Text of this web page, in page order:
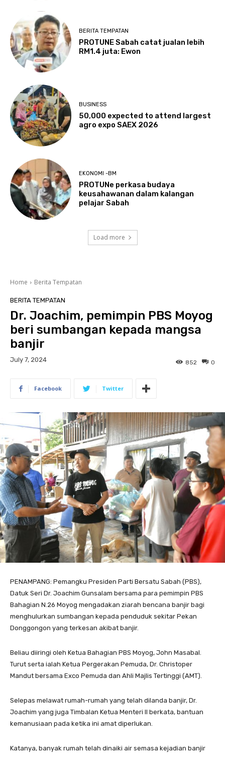
BERITA TEMPATAN
PROTUNE Sabah catat jualan lebih
RM1.4 juta: Ewon
BUSINESS
50,000 expected to attend largest
agro expo SAEX 2026
EKONOMI -BM
PROTUNe perkasa budaya
keusahawanan dalam kalangan
pelajar Sabah
Load more